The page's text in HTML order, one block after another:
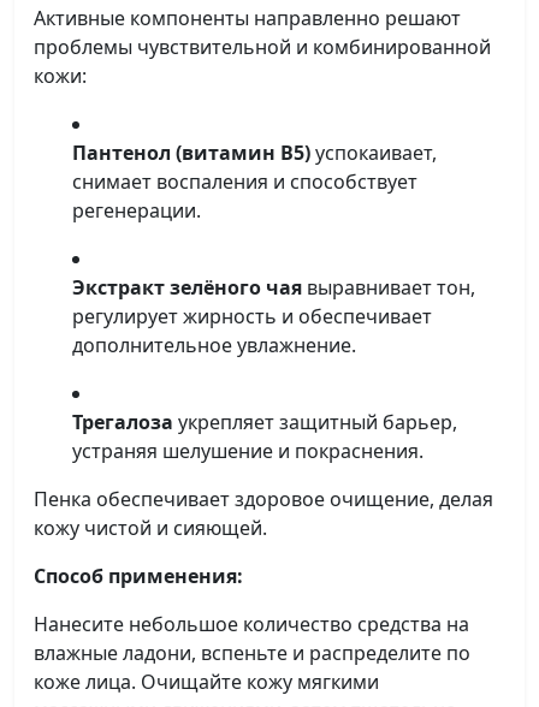
Активные компоненты направленно решают
проблемы чувствительной и комбинированной
кожи:
Пантенол (витамин B5)успокаивает,
снимает воспаления и способствует
регенерации.
Экстракт зелёного чая выравнивает тон,
регулирует жирность и обеспечивает
дополнительное увлажнение.
Трегалоза укрепляет защитный барьер,
устраняя шелушение и покраснения.
Пенка обеспечивает здоровое очищение, делая
кожу чистой и сияющей.
Способ применения:
Нанесите небольшое количество средства на
влажные ладони, вспеньте и распределите по
коже лица. Очищайте кожу мягкими